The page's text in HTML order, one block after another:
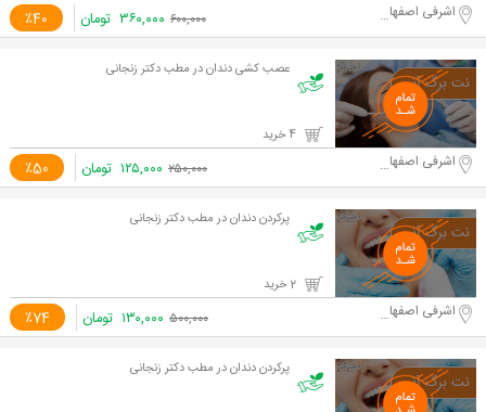
٪40 اشرفی اصفهانی -مرزداران ۶۰۰,۰۰۰ ۳۶۰,۰۰۰ تومان
عصب کشی دندان در مطب دکتر زنجانی
٪50 اشرفی اصفهانی -مرزداران ۲۵۰,۰۰۰ ۱۲۵,۰۰۰ تومان
پرکردن دندان در مطب دکتر زنجانی
٪74 اشرفی اصفهانی -مرزداران ۵۰۰,۰۰۰ ۱۳۰,۰۰۰ تومان
پرکردن دندان در مطب دکتر زنجانی